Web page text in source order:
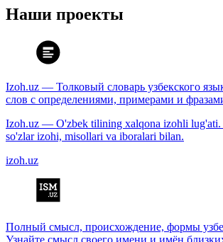
Наши проекты
Izoh.uz — Толковый словарь узбекского
слов с определениями, примерами и
Izoh.uz — O'zbek tilining xalqona izohli lug'ati.
so'zlar izohi, misollari va iboralari bilan.
izoh.uz
Полный смысл, происхождение, формы